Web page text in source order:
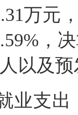
万元
，
以及
业支